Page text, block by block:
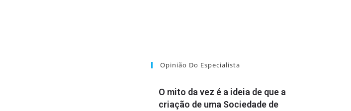
Opinião Do Especialista
O mito da vez é a ideia de que a
criação de uma Sociedade de